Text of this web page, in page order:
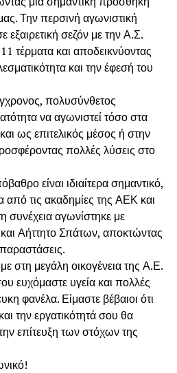
Την περσινή αγωνιστική
σεζόν με την Α.Σ.
τέρματα και αποδεικνύοντας
και την έφεσή του
πολυσύνθετος
να αγωνιστεί τόσο στα
ως επιτελικός μέσος ή στην
πολλές λύσεις στο
είναι ιδιαίτερα σημαντικό,
τις ακαδημίες της ΑΕΚ και
αγωνίστηκε με
Αήττητο Σπάτων, αποκτώντας
στη μεγάλη οικογένεια της Α.Ε.
ευχόμαστε υγεία και πολλές
φανέλα. Είμαστε βέβαιοι ότι
την εργατικότητά σου θα
επίτευξη των στόχων της